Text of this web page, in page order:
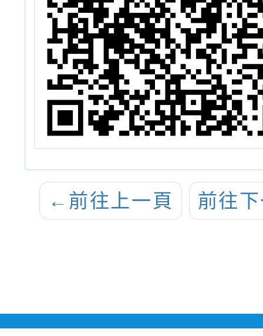
← 前往上一頁 前往